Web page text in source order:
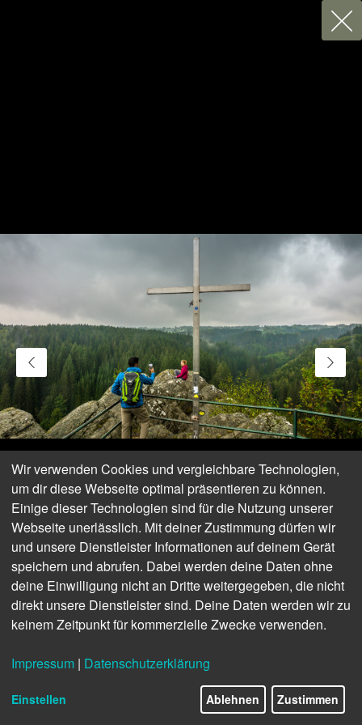
Ehrensteinsley | Monschau
Wir verwenden Cookies und vergleichbare Technologien,
um dir diese Webseite optimal präsentieren zu können.
Einige dieser Technologien sind für die Nutzung unserer
Webseite unerlässlich. Mit deiner Zustimmung dürfen wir
und unsere Dienstleister Informationen auf deinem Gerät
speichern und abrufen. Dabei werden deine Daten ohne
deine Einwilligung nicht an Dritte weitergegeben, die nicht
direkt unsere Dienstleister sind. Deine Daten werden wir zu
keinem Zeitpunkt für kommerzielle Zwecke verwenden.
Impressum | Datenschutzerklärung
Einstellen Ablehnen Zustimmen